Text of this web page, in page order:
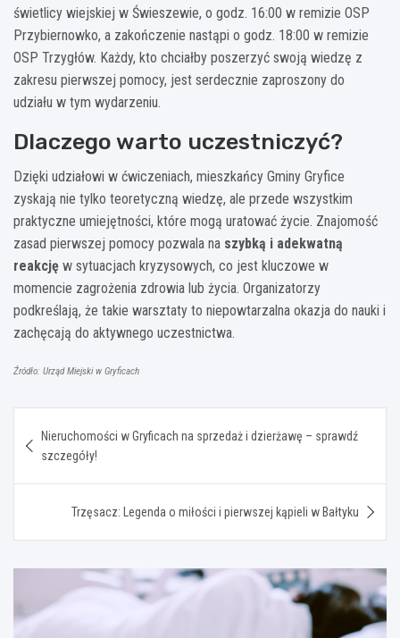
świetlicy wiejskiej w Świeszewie, o godz. 16:00 w remizie OSP
Przybiernowko, a zakończenie nastąpi o godz. 18:00 w remizie
OSP Trzygłów. Każdy, kto chciałby poszerzyć swoją wiedzę z
zakresu pierwszej pomocy, jest serdecznie zaproszony do
udziału w tym wydarzeniu.
Dlaczego warto uczestniczyć?
Dzięki udziałowi w ćwiczeniach, mieszkańcy Gminy Gryfice
zyskają nie tylko teoretyczną wiedzę, ale przede wszystkim
praktyczne umiejętności, które mogą uratować życie. Znajomość
zasad pierwszej pomocy pozwala na szybką i adekwatną
reakcję w sytuacjach kryzysowych, co jest kluczowe w
momencie zagrożenia zdrowia lub życia. Organizatorzy
podkreślają, że takie warsztaty to niepowtarzalna okazja do nauki i
zachęcają do aktywnego uczestnictwa.
Źródło: Urząd Miejski w Gryficach
wpisu
Nieruchomości w Gryficach na sprzedaż i dzierżawę – sprawdź
szczegóły!
Trzęsacz: Legenda o miłości i pierwszej kąpieli w Bałtyku